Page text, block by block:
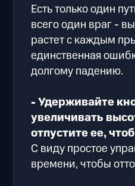
Есть только один
всего один враг -
растет с каждым
единственная
долгому падению.
- Удерживайте
увеличивать
отпустите ее,
С виду простое
времени, чтобы